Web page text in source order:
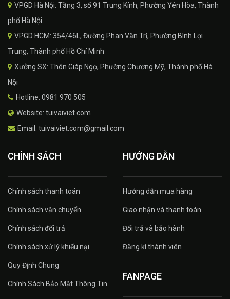
VPGD Hà Nội: Tầng 3, số 91 Trung Kính, Phường Yên Hòa, Thành
phố Hà Nội
VPGD HCM: 354/46L, Đường Phan Văn Trị, Phường Bình Lợi
Trung, Thành phố Hồ Chí Minh
Xưởng SX: Thôn Giáp Ngọ, Phường Chương Mỹ, Thành phố Hà
Nội
Hotline: 0981 970 505
Website: tuivaiviet.com
Email: tuivaiviet.com@gmail.com
CHÍNH SÁCH
Chính sách thanh toán
Chính sách vận chuyển
Chính sách đổi trả
Chính sách xử lý khiếu nại
Quy Định Chung
Chính Sách Bảo Mật Thông Tin
HƯỚNG DẪN
Hướng dẫn mua hàng
Giao nhận và thanh toán
Đổi trả và bảo hành
Đăng kí thành viên
FANPAGE